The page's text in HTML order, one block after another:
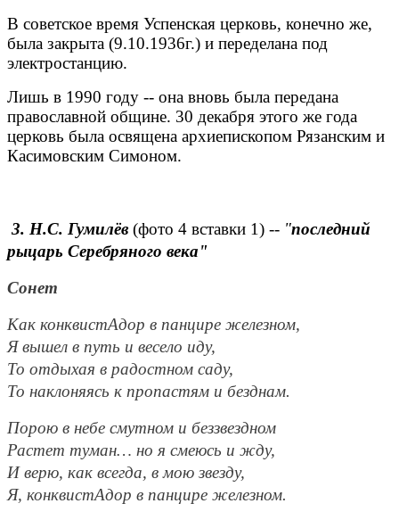
В советское время Успенская церковь, конечно же,
была закрыта (9.10.1936г.) и переделана под
электростанцию.
Лишь в 1990 году -- она вновь была передана
православной общине. 30 декабря этого же года
церковь была освящена архиепископом Рязанским и
Касимовским Симоном.
3. Н.С. Гумилёв (фото 4 вставки 1) -- "последний
рыцарь Серебряного века"
Сонет
Как конквистАдор в панцире железном,
Я вышел в путь и весело иду,
То отдыхая в радостном саду,
То наклоняясь к пропастям и безднам.
Порою в небе смутном и беззвездном
Растет туман… но я смеюсь и жду,
И верю, как всегда, в мою звезду,
Я, конквистАдор в панцире железном.